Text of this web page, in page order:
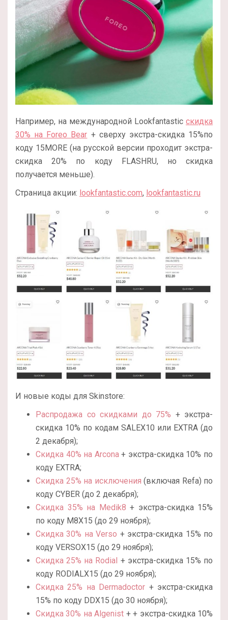
Например, на международной Lookfantastic скидка
30% на Foreo Bear + сверху экстра-скидка 15%по
коду 15MORE (на русской версии проходит экстра-
скидка 20% по коду FLASHRU, но скидка
получается меньше).
Страница акции: lookfantastic.com, lookfantastic.ru
И новые коды для Skinstore:
Распродажа со скидками до 75% + экстра-
скидка 10% по кодам SALEX10 или EXTRA (до
2 декабря);
Скидка 40% на Arcona+ экстра-скидка 10% по
коду EXTRA;
Скидка 25% на исключения (включая Refa) по
коду CYBER (до 2 декабря);
Скидка 35% на Medik8 + экстра-скидка 15%
по коду M8X15 (до 29 ноября);
Скидка 30% на Verso + экстра-скидка 15% по
коду VERSOX15 (до 29 ноября);
Скидка 25% на Rodial + экстра-скидка 15% по
коду RODIALX15 (до 29 ноября);
Скидка 25% на Dermadoctor + экстра-скидка
15% по коду DDX15 (до 30 ноября);
Скидка 30% на Algenist + + экстра-скидка 10%